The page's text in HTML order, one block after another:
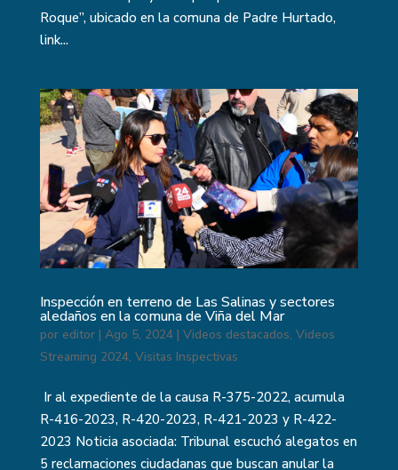
Roque”, ubicado en la comuna de Padre Hurtado,
link...
Inspección en terreno de Las Salinas y sectores
aledaños en la comuna de Viña del Mar
por editor| Ago 5, 2024| Videos destacados, Videos
Streaming 2024, Visitas Inspectivas
Ir al expediente de la causa R-375-2022, acumula
R-416-2023, R-420-2023, R-421-2023 y R-422-
2023 Noticia asociada: Tribunal escuchó alegatos en
5 reclamaciones ciudadanas que buscan anular la